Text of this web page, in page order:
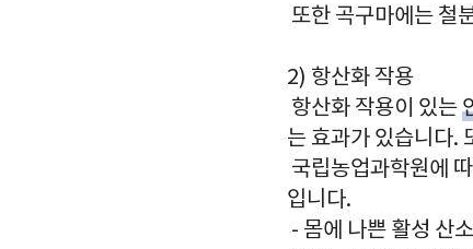
또한 곡구마에는 철
2) 항산화 작용
항산화 작용이 있는
는 효과가 있습니다.
국립농업과학원에
입니다.
- 몸에 나쁜 활성 산